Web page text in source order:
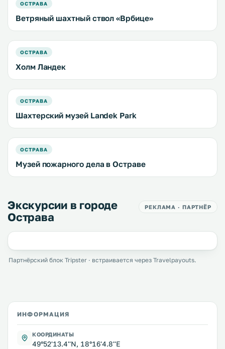
ОСТРАВА
Ветряный шахтный ствол «Врбице»
ОСТРАВА
Холм Ландек
ОСТРАВА
Шахтерский музей Landek Park
ОСТРАВА
Музей пожарного дела в Остраве
Экскурсии в городе
Острава
РЕКЛАМА · ПАРТНЁР
Партнёрский блок Tripster · встраивается через Travelpayouts.
ИНФОРМАЦИЯ
КООРДИНАТЫ
49°52'13.4''N, 18°16'4.8''E